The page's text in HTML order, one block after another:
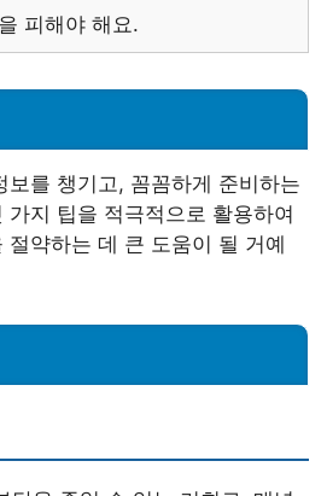
피해야 해요.
를 챙기고, 꼼꼼하게 준비하는
지 팁을 적극적으로 활용하여
약하는 데 큰 도움이 될 거예